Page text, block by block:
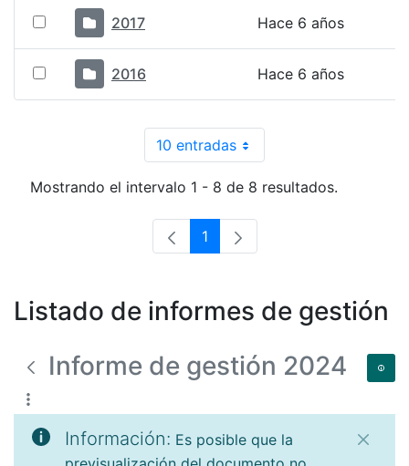
2017 Hace 6 años
2016 Hace 6 años
10 entradasPor página
Mostrando el intervalo 1 - 8 de 8 resultados.
Página
1
Listado de informes de gestión
Informe de gestión 2024
Información: Es posible que la